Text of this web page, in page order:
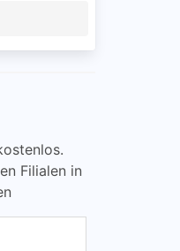
Filialen in